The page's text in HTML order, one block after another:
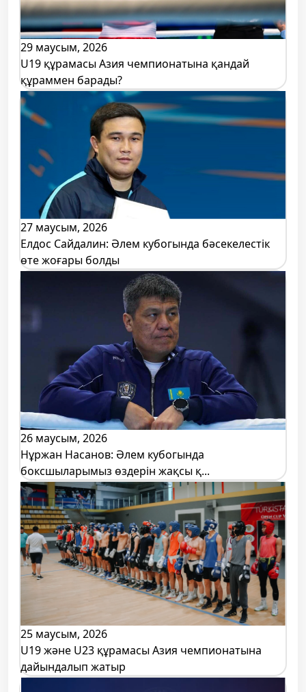
29 маусым, 2026
U19 құрамасы Азия чемпионатына қандай
құраммен барады?
27 маусым, 2026
Елдос Сайдалин: Әлем кубогында бәсекелестік
өте жоғары болды
26 маусым, 2026
Нұржан Насанов: Әлем кубогында
боксшыларымыз өздерін жақсы қ...
25 маусым, 2026
U19 және U23 құрамасы Азия чемпионатына
дайындалып жатыр